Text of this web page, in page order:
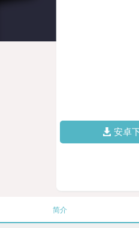
安卓
简介